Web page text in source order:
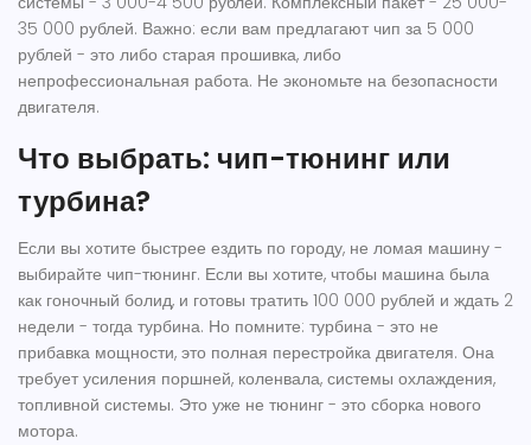
35 000 рублей. Важно: если вам предлагают чип за 5 000
рублей - это либо старая прошивка, либо
непрофессиональная работа. Не экономьте на безопасности
двигателя.
Что выбрать: чип-тюнинг или
турбина?
Если вы хотите быстрее ездить по городу, не ломая машину -
выбирайте чип-тюнинг. Если вы хотите, чтобы машина была
как гоночный болид, и готовы тратить 100 000 рублей и ждать 2
недели - тогда турбина. Но помните: турбина - это не
прибавка мощности, это полная перестройка двигателя. Она
требует усиления поршней, коленвала, системы охлаждения,
топливной системы. Это уже не тюнинг - это сборка нового
мотора.